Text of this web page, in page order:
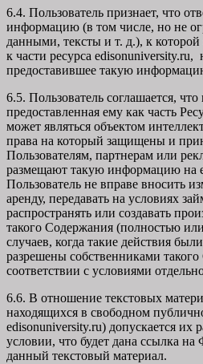
6.4. Пользователь признает, что
информацию (в том числе, но не
данными, тексты и т. д.), к
к части ресурса edisonuniversity.ru,
предоставившее такую
6.5. Пользователь соглашается,
предоставленная ему как часть
может являться объектом
права на который защищены и
Пользователям, партнерам или
размещают такую информацию на
Пользователь не вправе вносить
аренду, передавать на условиях
распространять или создавать
такого Содержания (полностью
случаев, когда такие действия
разрешены собственниками
соответствии с условиями
6.6. В отношение текстовых
находящихся в свободном
edisonuniversity.ru) допускается их
условии, что будет дана ссылка
данный текстовый материал.